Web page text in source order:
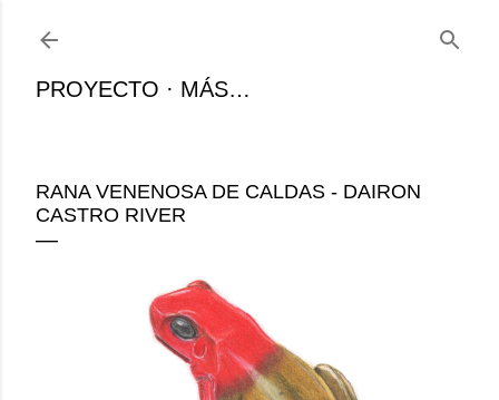
Ir al contenido principal
PROYECTO MÁS…
RANA VENENOSA DE CALDAS - DAIRON
CASTRO RIVER